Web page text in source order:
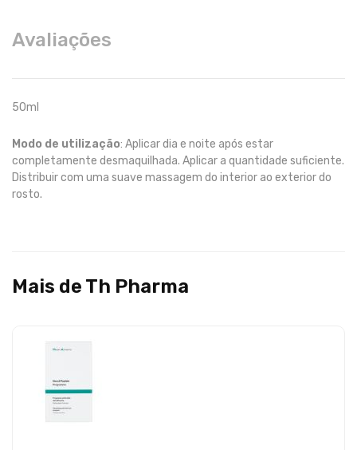
Avaliações
50ml
Modo de utilização: Aplicar dia e noite após estar
completamente desmaquilhada. Aplicar a quantidade suficiente.
Distribuir com uma suave massagem do interior ao exterior do
rosto.
Mais de Th Pharma